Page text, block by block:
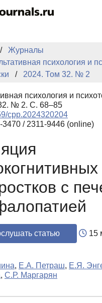
содержанию
НОВОСТИ
АВТОРЫ
КЛЮЧЕВЫЕ СЛОВА
Журналы
психология и
2024. Том 32. № 2
психология и
№ 2. С. 68–85
cpp.2024320204
3470 / 2311-9446 (online)
с
статью
15
, Е.А. Петраш, Е.Я.
, С.Р. Маргарян